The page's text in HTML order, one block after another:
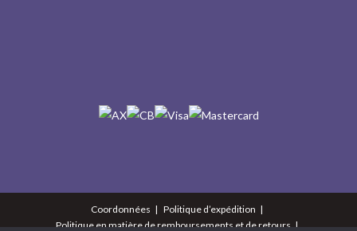
Coordonnées
Politique d’expédition
Politique en matière de remboursements et de retours